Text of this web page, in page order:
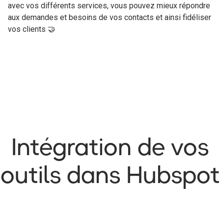
avec vos différents services, vous pouvez mieux répondre
aux demandes et besoins de vos contacts et ainsi fidéliser
vos clients 🤝
Intégration de vos
outils dans Hubspot